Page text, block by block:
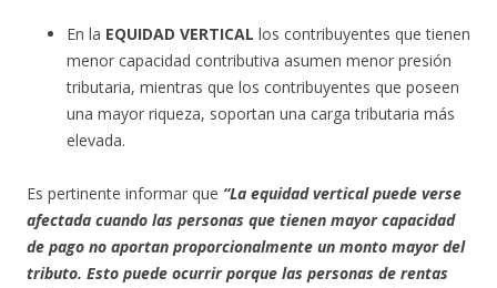
En la EQUIDAD VERTICAL los contribuyentes que tienen
menor capacidad contributiva asumen menor presión
tributaria, mientras que los contribuyentes que poseen
una mayor riqueza, soportan una carga tributaria más
elevada.
Es pertinente informar que “La equidad vertical puede verse
afectada cuando las personas que tienen mayor capacidad
de pago no aportan proporcionalmente un monto mayor del
tributo. Esto puede ocurrir porque las personas de rentas